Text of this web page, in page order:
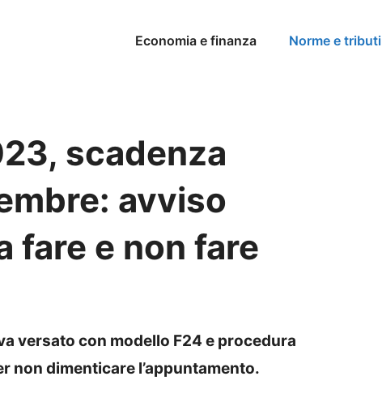
Economia e finanza Norme e tributi
scadenza
avviso
fare e non fare
versato con modello F24 e procedura
non dimenticare l’appuntamento.